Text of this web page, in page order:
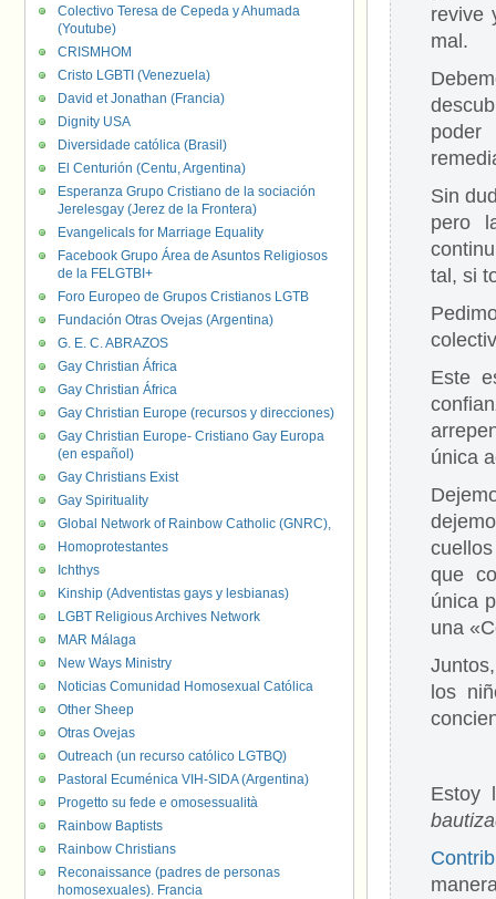
revive
mal.
poder
Sin
pero
tal, si
Este
única
que
única
una
los
Estoy
Colectivo Teresa de Cepeda y Ahumada
(Youtube)
CRISMHOM
Cristo LGBTI (Venezuela)
David et Jonathan (Francia)
Dignity USA
Diversidade católica (Brasil)
El Centurión (Centu, Argentina)
Esperanza Grupo Cristiano de la sociación
Jerelesgay (Jerez de la Frontera)
Evangelicals for Marriage Equality
Facebook Grupo Área de Asuntos Religiosos
de la FELGTBI+
Foro Europeo de Grupos Cristianos LGTB
Fundación Otras Ovejas (Argentina)
G. E. C. ABRAZOS
Gay Christian África
Gay Christian África
Gay Christian Europe (recursos y direcciones)
Gay Christian Europe- Cristiano Gay Europa
(en español)
Gay Christians Exist
Gay Spirituality
Global Network of Rainbow Catholic (GNRC),
Homoprotestantes
Ichthys
Kinship (Adventistas gays y lesbianas)
LGBT Religious Archives Network
MAR Málaga
New Ways Ministry
Noticias Comunidad Homosexual Católica
Other Sheep
Otras Ovejas
Outreach (un recurso católico LGTBQ)
Pastoral Ecuménica VIH-SIDA (Argentina)
Progetto su fede e omosessualità
Rainbow Baptists
Rainbow Christians
Reconaissance (padres de personas
homosexuales). Francia